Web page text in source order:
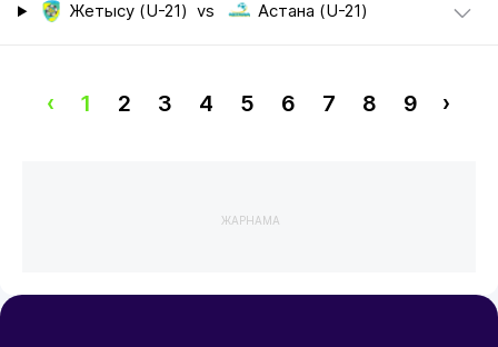
Жетысу (U-21) vs Астана (U-21)
‹ 1 2 3 4 5 6 7 8 9 ›
ЖАРНАМА